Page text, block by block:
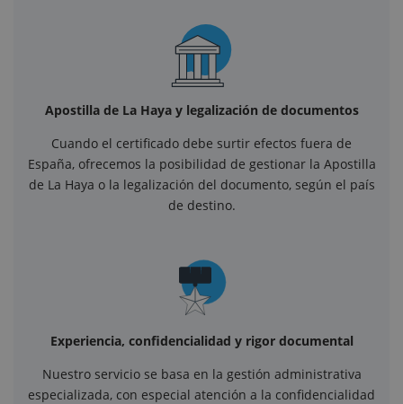
Apostilla de La Haya y legalización de documentos
Cuando el certificado debe surtir efectos fuera de
España, ofrecemos la posibilidad de gestionar la Apostilla
de La Haya o la legalización del documento, según el país
de destino.
Experiencia, confidencialidad y rigor documental
Nuestro servicio se basa en la gestión administrativa
especializada, con especial atención a la confidencialidad